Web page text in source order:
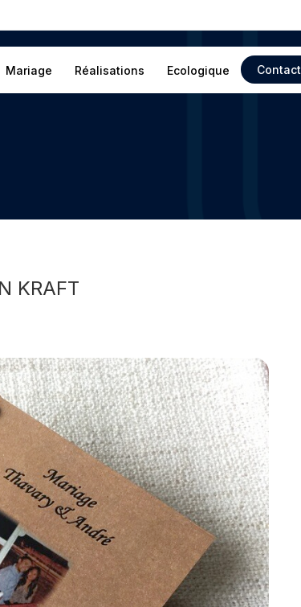
Mariage Réalisations Ecologique Contact
KRAFT